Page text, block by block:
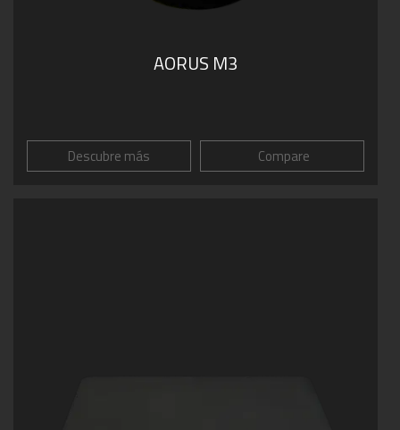
AORUS M3
Descubre más Compare